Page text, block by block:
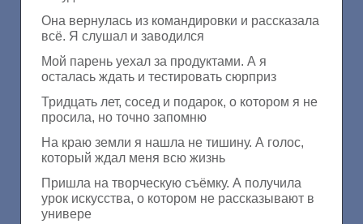
Она вернулась из командировки и рассказала
всё. Я слушал и заводился
Мой парень уехал за продуктами. А я
осталась ждать и тестировать сюрприз
Тридцать лет, сосед и подарок, о котором я не
просила, но точно запомню
На краю земли я нашла не тишину. А голос,
который ждал меня всю жизнь
Пришла на творческую съёмку. А получила
урок искусства, о котором не рассказывают в
универе